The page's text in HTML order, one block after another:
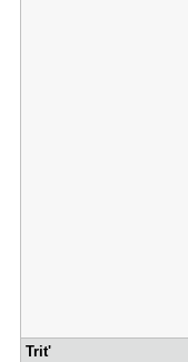
Trit'